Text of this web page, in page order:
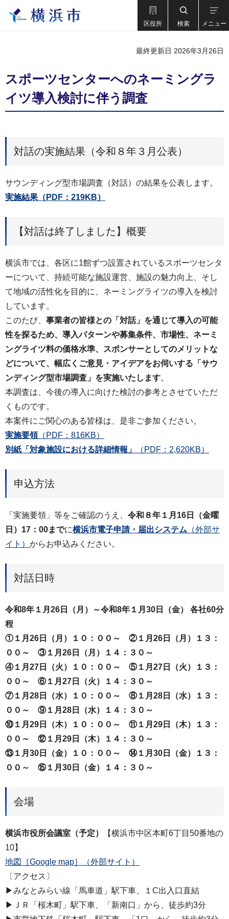
区役所 検索 メニュー
最終更新日 2026年3月26日
スポーツセンターへのネーミングラ
イツ導入検討に伴う調査
対話の実施結果（令和８年３月公表）
サウンディング型市場調査（対話）の結果を公表します。
実施結果（PDF：219KB）
【対話は終了しました】概要
横浜市では、各区に1館ずつ設置されているスポーツセンタ
ーについて、持続可能な施設運営、施設の魅力向上、そし
て地域の活性化を目的に、ネーミングライツの導入を検討
しています。
このたび、 事業者の皆様との「対話」を通じて導入の可能
性を探るため、導入パターンや募集条件、市場性、ネーミ
ングライツ料の価格水準、スポンサーとしてのメリットな
どについて、幅広くご意見・アイデアをお伺いする「サウ
ンディング型市場調査」を実施いたします。
本調査は、今後の導入に向けた検討の参考とさせていただ
くものです。
本案件にご関心のある皆様は、是非ご参加ください。
実施要領（PDF：816KB）
別紙「対象施設における詳細情報」
（PDF：2,620KB）
申込方法
「実施要領」等をご確認のうえ、 令和８年１月16日（金曜
日）17：00までに横浜市電子申請・届出システム （外部サ
イト） からお申込みください。
対話日時
令和8年１月26日（月）～令和8年１月30日（金） 各社60分
程
①１月26日（月）１０：００～ ②１月26日（月）１３：
００～ ③１月26日（月）１４：３０～
④１月27日（火）１０：００～ ⑤１月27日（火）１３：
００～ ⑥１月27日（火）１４：３０～
⑦１月28日（水）１０：００～ ⑧１月28日（水）１３：
００～ ⑨１月28日（水）１４：３０～
⑩１月29日（木）１０：００～ ⑪１月29日（木）１３：
００～ ⑫１月29日（木）１４：３０～
⑬１月30日（金）１０：００～ ⑭１月30日（金）１３：
００～ ⑮１月30日（金）１４：３０～
会場
横浜市役所会議室（予定）
【横浜市中区本町6丁目50番地の
10】
地図［Google map］（外部サイト）
〔アクセス〕
▶みなとみらい線「馬車道」駅下車、１C出入口直結
▶ＪＲ「桜木町」駅下車、「新南口」から、徒歩約3分